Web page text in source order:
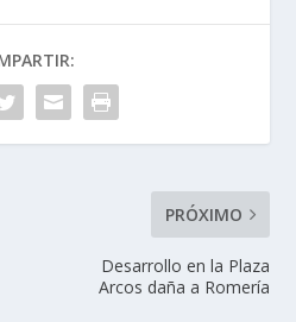
PRÓXIMO
Desarrollo en la Plaza
Arcos daña a Romería